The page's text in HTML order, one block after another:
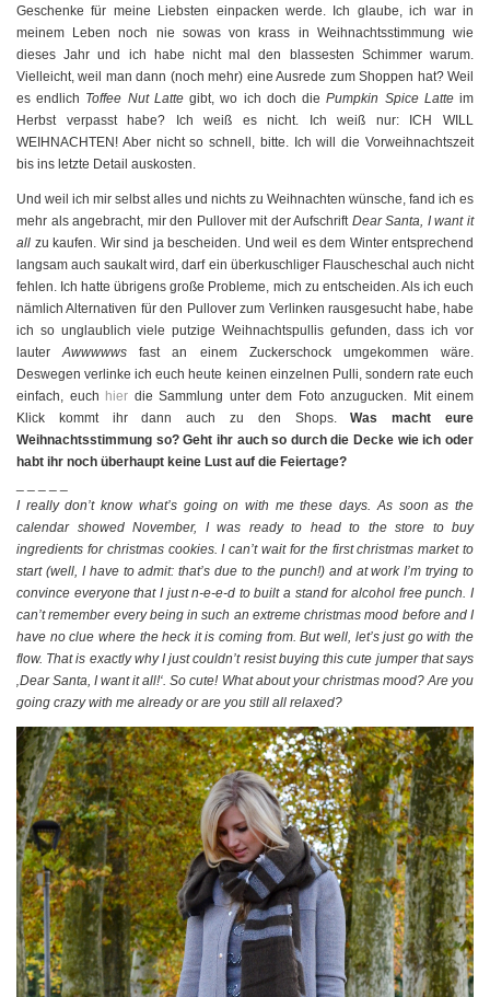
Geschenke für meine Liebsten einpacken werde. Ich glaube, ich war in
meinem Leben noch nie sowas von krass in Weihnachtsstimmung wie
dieses Jahr und ich habe nicht mal den blassesten Schimmer warum.
Vielleicht, weil man dann (noch mehr) eine Ausrede zum Shoppen hat? Weil
es endlich Toffee Nut Lattegibt, wo ich doch diePumpkin Spice Latteim
Herbst verpasst habe? Ich weiß es nicht. Ich weiß nur: ICH WILL
WEIHNACHTEN! Aber nicht so schnell, bitte. Ich will die Vorweihnachtszeit
bis ins letzte Detail auskosten.
Und weil ich mir selbst alles und nichts zu Weihnachten wünsche, fand ich es
mehr als angebracht, mir den Pullover mit der Aufschrift Dear Santa, I want it
all zu kaufen. Wir sind ja bescheiden. Und weil es dem Winter entsprechend
langsam auch saukalt wird, darf ein überkuschliger Flauscheschal auch nicht
fehlen. Ich hatte übrigens große Probleme, mich zu entscheiden. Als ich euch
nämlich Alternativen für den Pullover zum Verlinken rausgesucht habe, habe
ich so unglaublich viele putzige Weihnachtspullis gefunden, dass ich vor
lauterAwwwwws fast an einem Zuckerschock umgekommen wäre.
Deswegen verlinke ich euch heute keinen einzelnen Pulli, sondern rate euch
einfach, euch hier die Sammlung unter dem Foto anzugucken. Mit einem
Klick kommt ihr dann auch zu den Shops.Was macht eure
Weihnachtsstimmung so? Geht ihr auch so durch die Decke wie ich oder
habt ihr noch überhaupt keine Lust auf die Feiertage?
I really don’t know what’s going on with me these days. As soon as the
calendar showed November, I was ready to head to the store to buy
ingredients for christmas cookies. I can’t wait for the first christmas market to
start (well, I have to admit: that’s due to the punch!) and at work I’m trying to
convince everyone that I just n-e-e-d to built a stand for alcohol free punch. I
can’t remember every being in such an extreme christmas mood before and I
have no clue where the heck it is coming from. But well, let’s just go with the
flow. That is exactly why I just couldn’t resist buying this cute jumper that says
‚Dear Santa, I want it all!‘. So cute! What about your christmas mood? Are you
going crazy with me already or are you still all relaxed?